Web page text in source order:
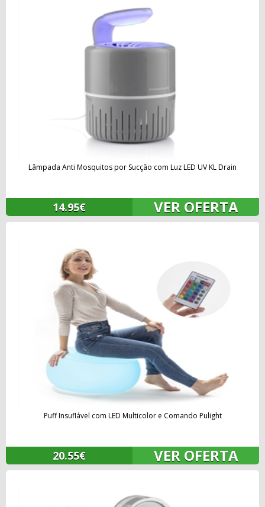
Lâmpada Anti Mosquitos por Sucção com Luz LED UV KL Drain
14.95€ VER OFERTA
Puff Insuflável com LED Multicolor e Comando Pulight
20.55€ VER OFERTA